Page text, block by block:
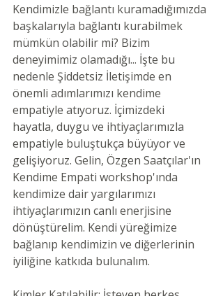
Kendimizle bağlantı kuramadığımızda
başkalarıyla bağlantı kurabilmek
mümkün olabilir mi? Bizim
deneyimimiz olamadığı... İşte bu
nedenle Şiddetsiz İletişimde en
önemli adımlarımızı kendime
empatiyle atıyoruz. İçimizdeki
hayatla, duygu ve ihtiyaçlarımızla
empatiyle buluştukça büyüyor ve
gelişiyoruz. Gelin, Özgen Saatçılar'ın
Kendime Empati workshop'ında
kendimize dair yargılarımızı
ihtiyaçlarımızın canlı enerjisine
dönüştürelim. Kendi yüreğimize
bağlanıp kendimizin ve diğerlerinin
iyiliğine katkıda bulunalım.